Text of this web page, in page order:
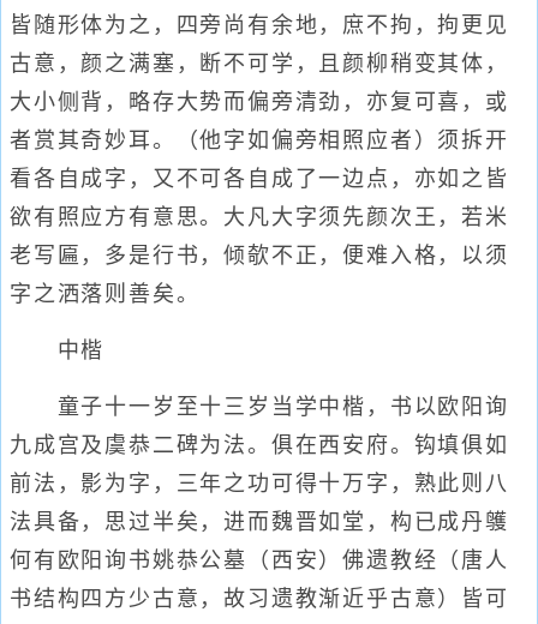
皆随形体为之，四旁尚有余地，庶不拘，拘更见
古意，颜之满塞，断不可学，且颜柳稍变其体，
大小侧背，略存大势而偏旁清劲，亦复可喜，或
者赏其奇妙耳。（他字如偏旁相照应者）须拆开
看各自成字，又不可各自成了一边点，亦如之皆
欲有照应方有意思。大凡大字须先颜次王，若米
老写匾，多是行书，倾欹不正，便难入格，以须
字之洒落则善矣。
中楷
童子十一岁至十三岁当学中楷，书以欧阳询
九成宫及虞恭二碑为法。俱在西安府。钩填俱如
前法，影为字，三年之功可得十万字，熟此则八
法具备，思过半矣，进而魏晋如堂，构已成丹鹱
何有欧阳询书姚恭公墓（西安）佛遗教经（唐人
书结构四方少古意，故习遗教渐近乎古意）皆可